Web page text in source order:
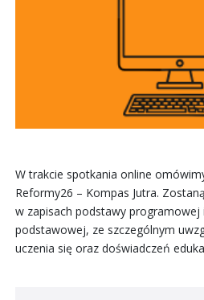
W trakcie spotkania online
Reformy26 – Kompas Jutra.
w zapisach podstawy
podstawowej, ze szczególnym
uczenia się oraz doświadczeń